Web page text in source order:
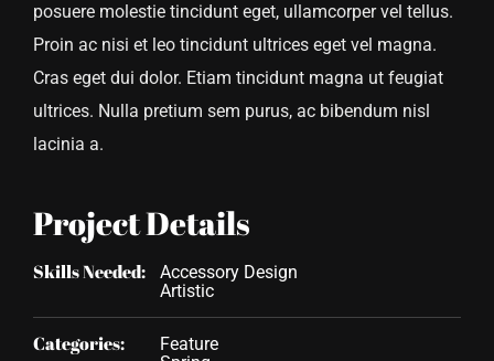
posuere molestie tincidunt eget, ullamcorper vel tellus.
Proin ac nisi et leo tincidunt ultrices eget vel magna.
Cras eget dui dolor. Etiam tincidunt magna ut feugiat
ultrices. Nulla pretium sem purus, ac bibendum nisl
lacinia a.
Project Details
Skills Needed:
Accessory Design
Artistic
Categories:
Feature